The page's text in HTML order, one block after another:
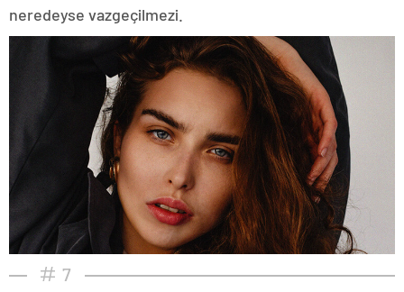
neredeyse vazgeçilmezi.
7